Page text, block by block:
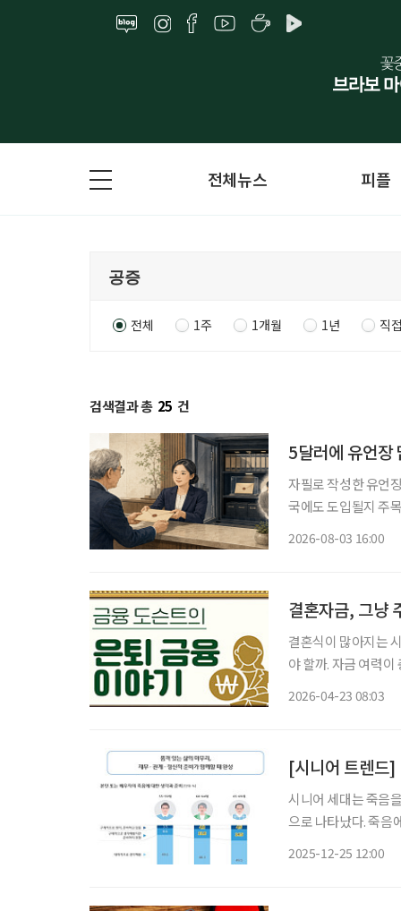
전체뉴스 피플
전체 1주 1개월 1년 직
검색결과 총 25 건
5달러에 유언
자필로 작성한 유언
국에도 도입될지 주
2026-08-03 16:00
결혼자금, 그냥
결혼식이 많아지는
야 할까. 자금 여력
2026-04-23 08:03
시니어 세대는 죽음
으로 나타났다. 죽음에 대
2025-12-25 12:00